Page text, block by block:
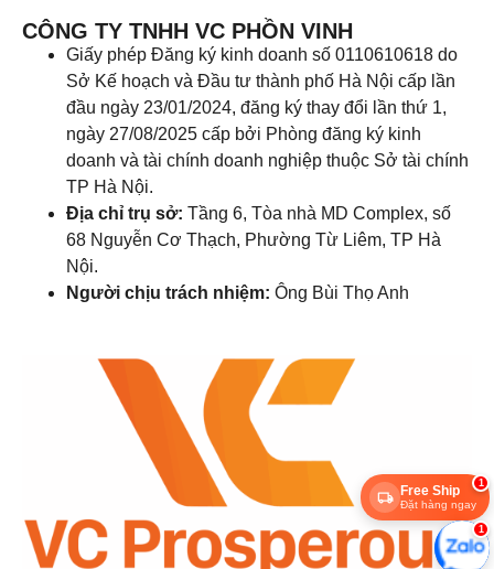
CÔNG TY TNHH VC PHỒN VINH
Giấy phép Đăng ký kinh doanh số 0110610618 do
Sở Kế hoạch và Đầu tư thành phố Hà Nội cấp lần
đầu ngày 23/01/2024, đăng ký thay đổi lần thứ 1,
ngày 27/08/2025 cấp bởi Phòng đăng ký kinh
doanh và tài chính doanh nghiệp thuộc Sở tài chính
TP Hà Nội.
Địa chỉ trụ sở: Tầng 6, Tòa nhà MD Complex, số
68 Nguyễn Cơ Thạch, Phường Từ Liêm, TP Hà
Nội.
Người chịu trách nhiệm: Ông Bùi Thọ Anh
1
Free Ship
Đặt hàng ngay
1